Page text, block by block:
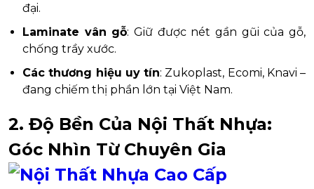
đại.
Laminate vân gỗ: Giữ được nét gần gũi của gỗ,
chống trầy xước.
Các thương hiệu uy tín: Zukoplast, Ecomi, Knavi –
đang chiếm thị phần lớn tại Việt Nam.
2. Độ Bền Của Nội Thất Nhựa:
Góc Nhìn Từ Chuyên Gia